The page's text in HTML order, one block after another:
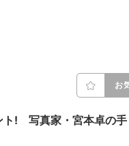
お
ト! 写真家・宮本卓の手